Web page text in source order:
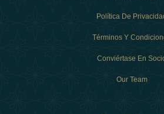
Política De
Términos Y
Conviértase En
Our Team